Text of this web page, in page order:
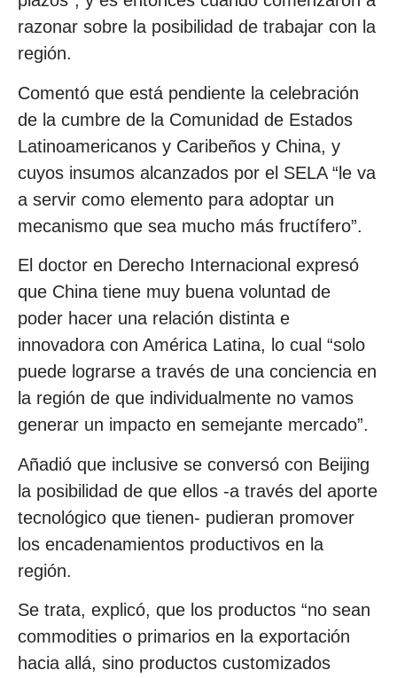
razonar sobre la posibilidad de trabajar con la
región.
Comentó que está pendiente la celebración
de la cumbre de la Comunidad de Estados
Latinoamericanos y Caribeños y China, y
cuyos insumos alcanzados por el SELA “le va
a servir como elemento para adoptar un
mecanismo que sea mucho más fructífero”.
El doctor en Derecho Internacional expresó
que China tiene muy buena voluntad de
poder hacer una relación distinta e
innovadora con América Latina, lo cual “solo
puede lograrse a través de una conciencia en
la región de que individualmente no vamos
generar un impacto en semejante mercado”.
Añadió que inclusive se conversó con Beijing
la posibilidad de que ellos -a través del aporte
tecnológico que tienen- pudieran promover
los encadenamientos productivos en la
región.
Se trata, explicó, que los productos “no sean
commodities o primarios en la exportación
hacia allá, sino productos customizados